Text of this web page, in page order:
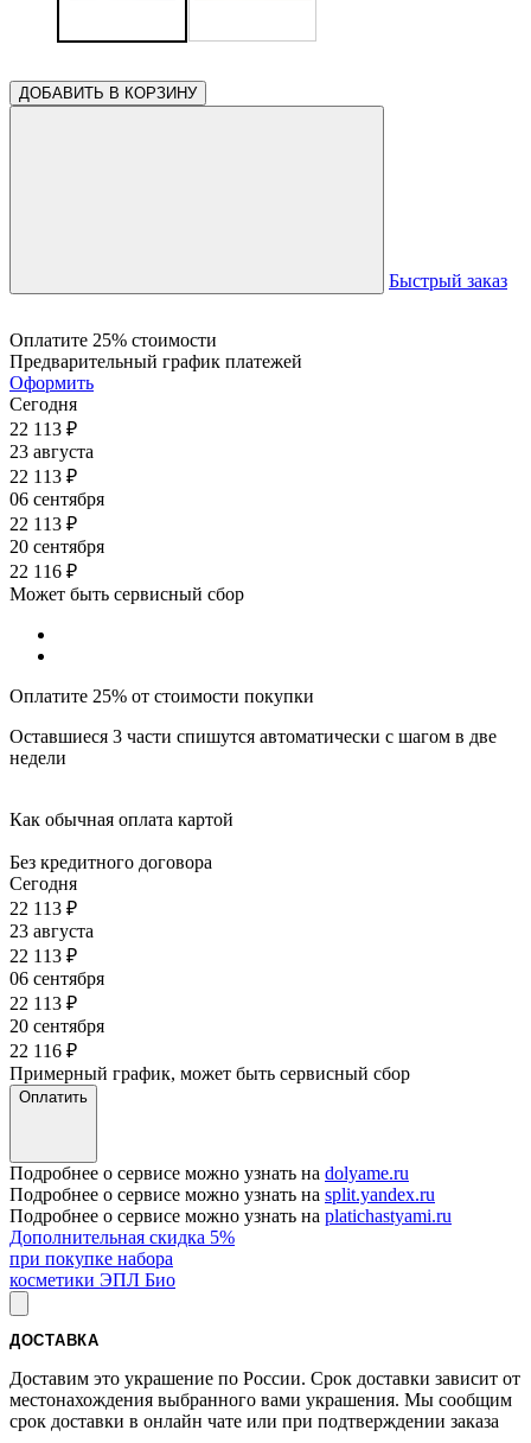
ДОБАВИТЬ В КОРЗИНУ
Быстрый заказ
Оплатите 25% стоимости
Предварительный график платежей
Оформить
Сегодня
22 113 ₽
23 августа
22 113 ₽
06 сентября
22 113 ₽
20 сентября
22 116 ₽
Может быть сервисный сбор
Оплатите 25% от стоимости покупки
Оставшиеся 3 части спишутся автоматически с шагом в две
недели
Как обычная оплата картой
Без кредитного договора
Сегодня
22 113 ₽
23 августа
22 113 ₽
06 сентября
22 113 ₽
20 сентября
22 116 ₽
Примерный график, может быть сервисный сбор
Оплатить
Подробнее о сервисе можно узнать на dolyame.ru
Подробнее о сервисе можно узнать на split.yandex.ru
Подробнее о сервисе можно узнать на platichastyami.ru
Дополнительная скидка 5%
при покупке набора
косметики ЭПЛ Био
ДОСТАВКА
Доставим это украшение по России. Срок доставки зависит от
местонахождения выбранного вами украшения. Мы сообщим
срок доставки в онлайн чате или при подтверждении заказа